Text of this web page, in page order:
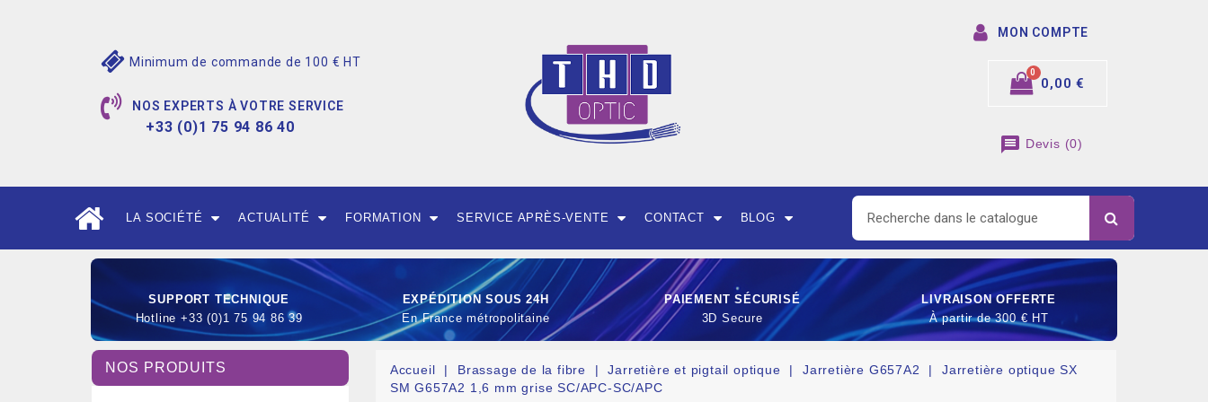
Minimum de commande de 100 € HT
NOS EXPERTS À VOTRE SERVICE
+33 (0)1 75 94 86 40
MON COMPTE
0,00 €
message Devis (0)
LA SOCIÉTÉ ACTUALITÉ FORMATION SERVICE APRÈS-VENTE CONTACT BLOG
SUPPORT TECHNIQUE
Hotline +33 (0)1 75 94 86 39
EXPÉDITION SOUS 24H
En France métropolitaine
PAIEMENT SÉCURISÉ
3D Secure
LIVRAISON OFFERTE
À partir de 300 € HT
NOS PRODUITS Accueil Brassage de la fibre Jarretière et pigtail optique Jarretière G657A2
Jarretière optique SX
SM G657A2 1,6 mm grise SC/APC-SC/APC